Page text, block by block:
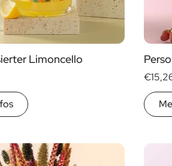
Limoncello